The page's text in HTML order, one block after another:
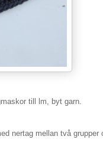
till lm, byt garn.
nertag mellan två grupper